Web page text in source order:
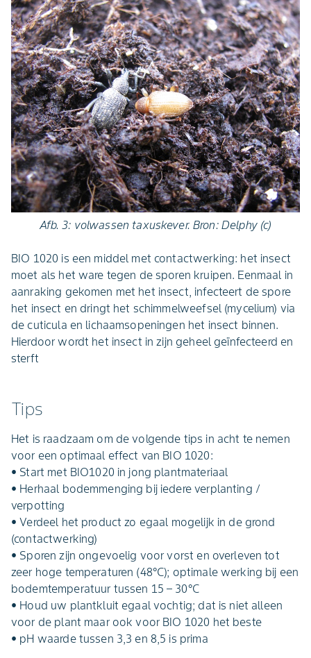
Afb. 3: volwassen taxuskever.Bron: Delphy (c)
BIO 1020 is een middel met contactwerking: het insect
moet als het ware tegen de sporen kruipen. Eenmaal in
aanraking gekomen met het insect, infecteert de spore
het insect en dringt het schimmelweefsel (mycelium) via
de cuticula en lichaamsopeningen het insect binnen.
Hierdoor wordt het insect in zijn geheel geïnfecteerd en
sterft
Tips
Het is raadzaam om de volgende tips in acht te nemen
voor een optimaal effect van BIO 1020:
• Start met BIO1020 in jong plantmateriaal
• Herhaal bodemmenging bij iedere verplanting /
verpotting
• Verdeel het product zo egaal mogelijk in de grond
(contactwerking)
• Sporen zijn ongevoelig voor vorst en overleven tot
zeer hoge temperaturen (48°C); optimale werking bij een
bodemtemperatuur tussen 15 – 30°C
• Houd uw plantkluit egaal vochtig; dat is niet alleen
voor de plant maar ook voor BIO 1020 het beste
• pH waarde tussen 3,3 en 8,5 is prima